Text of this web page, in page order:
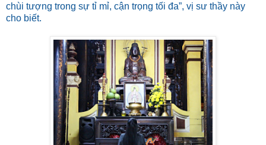
chùi tượng trong sự tỉ mỉ, cận trọng tối đa”, vị sư thầy này
cho biết.